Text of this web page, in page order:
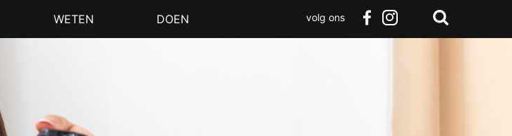
WETEN DOEN
volg ons
Zoeken
Terug